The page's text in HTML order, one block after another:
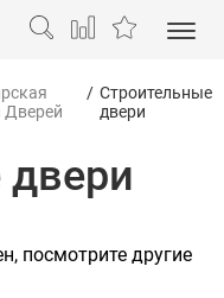
/ Строительные
двери
посмотрите другие